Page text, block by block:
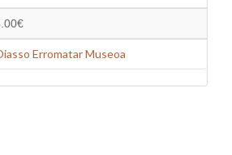
Erromatar Museoa